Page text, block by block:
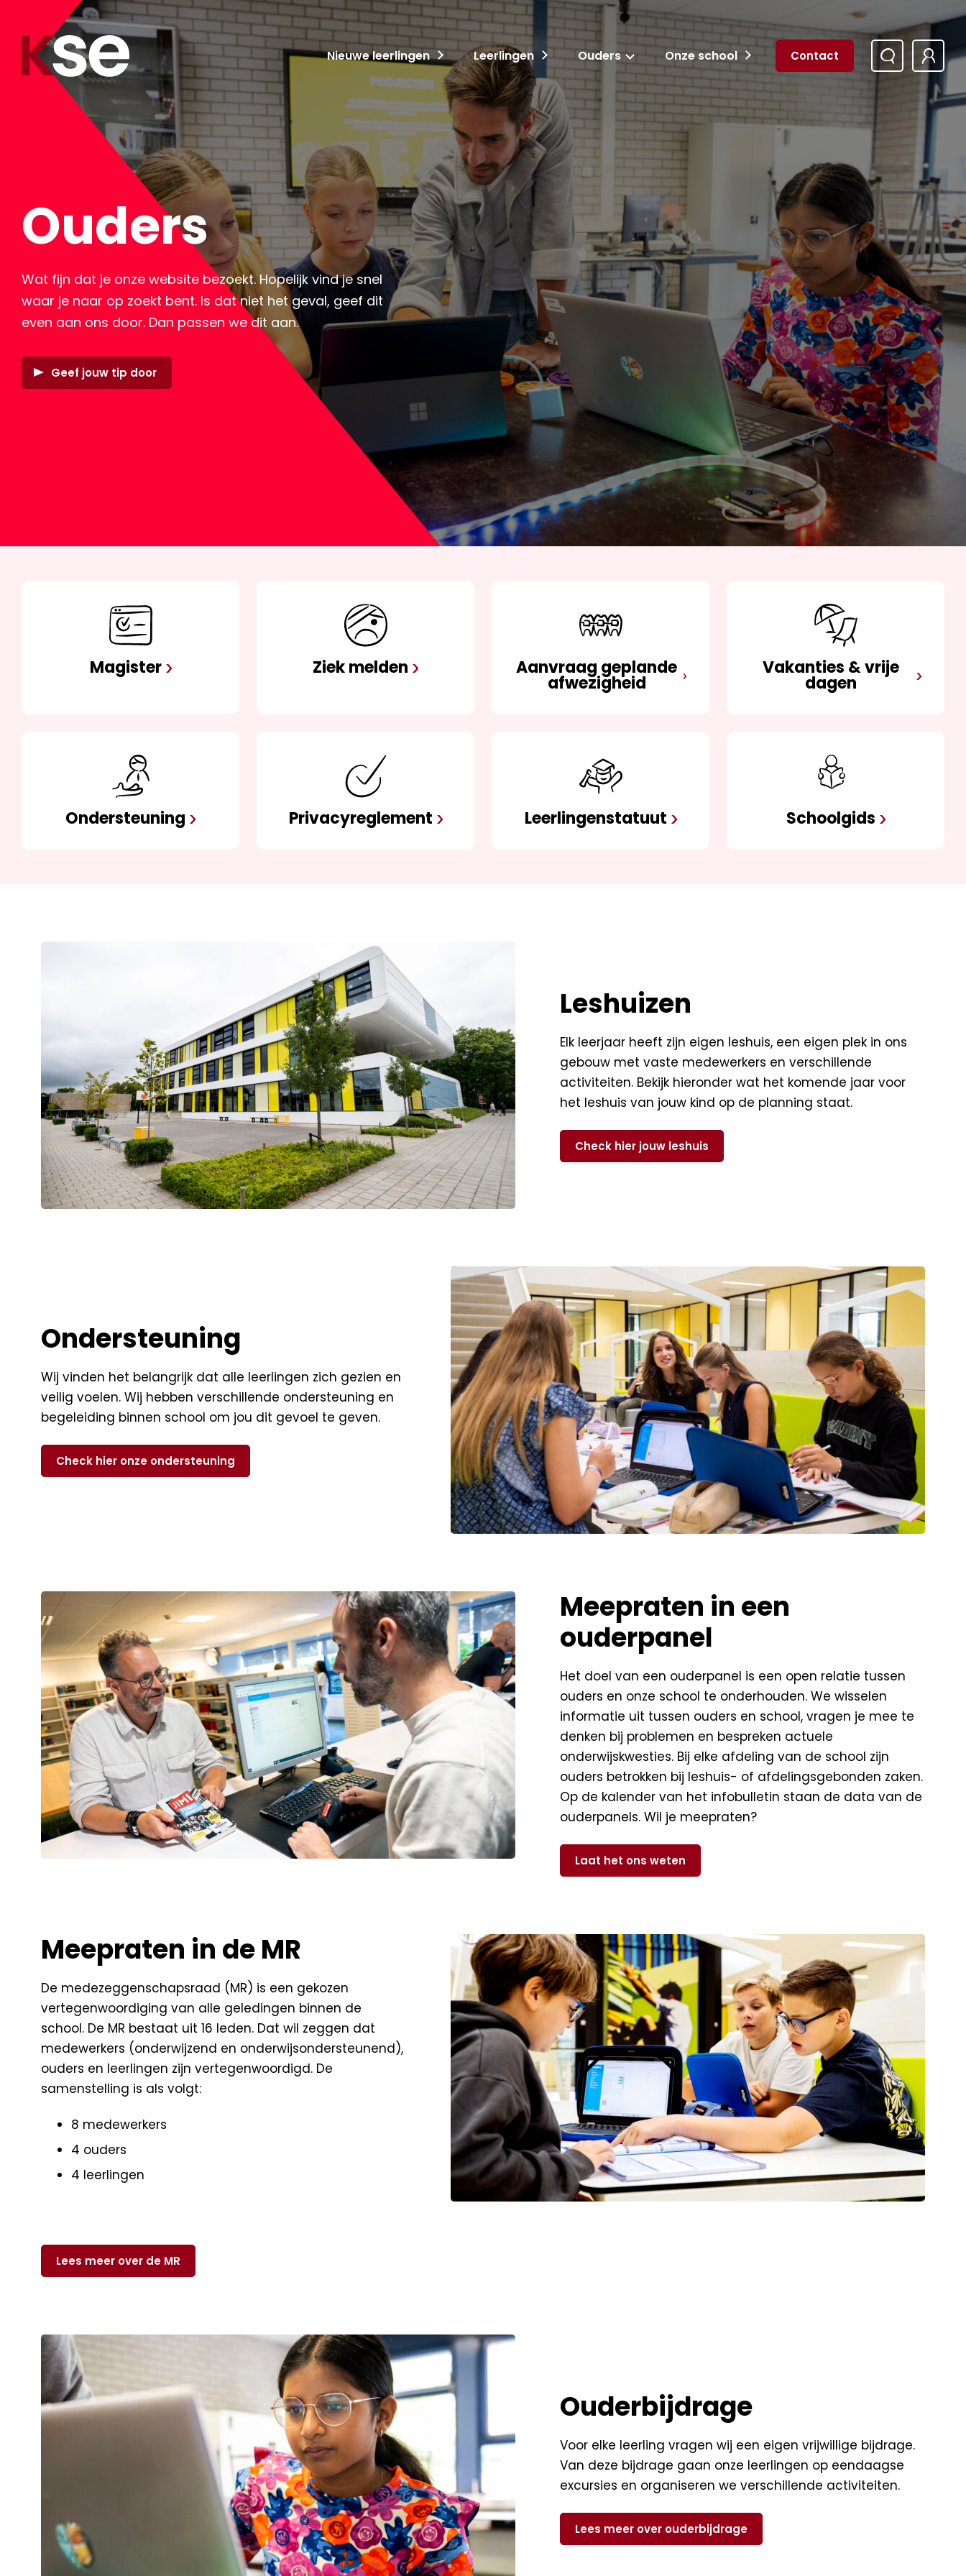
Nieuwe leerlingen Leerlingen Ouders Onze school Contact
Ouders
Wat fijn dat je onze website bezoekt. Hopelijk vind je snel
waar je naar op zoekt bent. Is dat niet het geval, geef dit
even aan ons door. Dan passen we dit aan.
Geef jouw tip door
Magister Ziek melden Aanvraag geplande
afwezigheid
Vakanties & vrije
dagen
Ondersteuning Privacyreglement Leerlingenstatuut Schoolgids
Leshuizen
Elk leerjaar heeft zijn eigen leshuis, een eigen plek in ons
gebouw met vaste medewerkers en verschillende
activiteiten. Bekijk hieronder wat het komende jaar voor
het leshuis van jouw kind op de planning staat.
Check hier jouw leshuis
Ondersteuning
Wij vinden het belangrijk dat alle leerlingen zich gezien en
veilig voelen. Wij hebben verschillende ondersteuning en
begeleiding binnen school om jou dit gevoel te geven.
Check hier onze ondersteuning
Meepraten in een
ouderpanel
Het doel van een ouderpanel is een open relatie tussen
ouders en onze school te onderhouden. We wisselen
informatie uit tussen ouders en school, vragen je mee te
denken bij problemen en bespreken actuele
onderwijskwesties. Bij elke afdeling van de school zijn
ouders betrokken bij leshuis- of afdelingsgebonden zaken.
Op de kalender van het infobulletin staan de data van de
ouderpanels. Wil je meepraten?
Laat het ons weten
Meepraten in de MR
De medezeggenschapsraad (MR) is een gekozen
vertegenwoordiging van alle geledingen binnen de
school. De MR bestaat uit 16 leden. Dat wil zeggen dat
medewerkers (onderwijzend en onderwijsondersteunend),
ouders en leerlingen zijn vertegenwoordigd. De
samenstelling is als volgt:
8 medewerkers
4 ouders
4 leerlingen
Lees meer over de MR
Ouderbijdrage
Voor elke leerling vragen wij een eigen vrijwillige bijdrage.
Van deze bijdrage gaan onze leerlingen op eendaagse
excursies en organiseren we verschillende activiteiten.
Lees meer over ouderbijdrage